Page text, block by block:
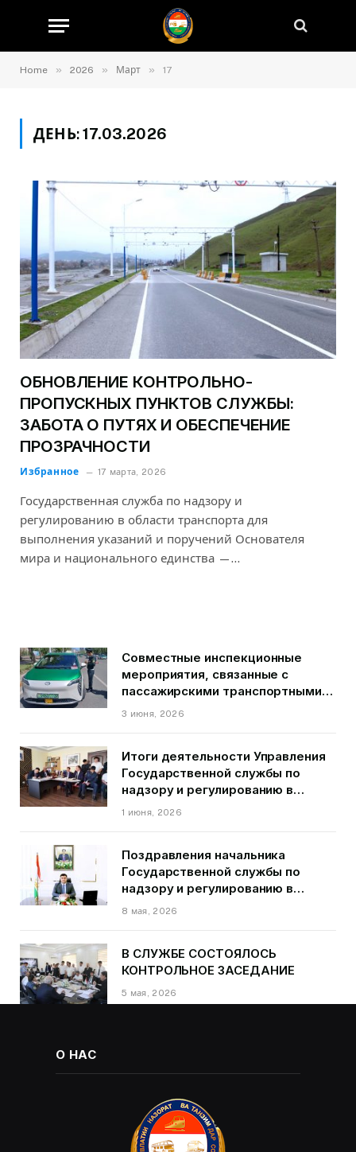
Home » 2026 » Март » 17
ДЕНЬ:17.03.2026
ОБНОВЛЕНИЕ КОНТРОЛЬНО-
ПРОПУСКНЫХ ПУНКТОВ СЛУЖБЫ:
ЗАБОТА О ПУТЯХ И ОБЕСПЕЧЕНИЕ
ПРОЗРАЧНОСТИ
Избранное 17 марта, 2026
Государственная служба по надзору и
регулированию в области транспорта для
выполнения указаний и поручений Основателя
мира и национального единства —…
Совместные инспекционные
мероприятия, связанные с
пассажирскими транспортными
средствами на территории
3 июня, 2026
Итоги деятельности Управления
Государственной службы по
надзору и регулированию в
области транспорта ГБАО в
1 июня, 2026
Поздравления начальника
Государственной службы по
надзору и регулированию в
области транспорта Курбонзода
8 мая, 2026
В СЛУЖБЕ СОСТОЯЛОСЬ
КОНТРОЛЬНОЕ ЗАСЕДАНИЕ
5 мая, 2026
О НАС